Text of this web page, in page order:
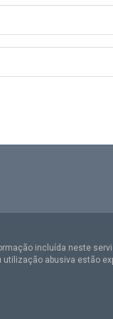
incluída neste
abusiva estão